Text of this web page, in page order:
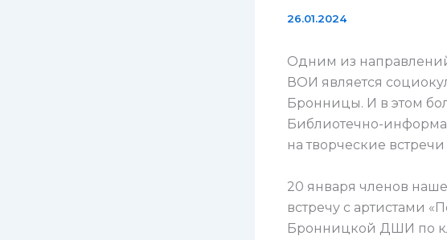
26.01.2024
Одним из
ВОИ является
Бронницы. И в этом
Библиотечно-
на творческие
20 января членов
встречу с артистами
Бронницкой ДШИ по